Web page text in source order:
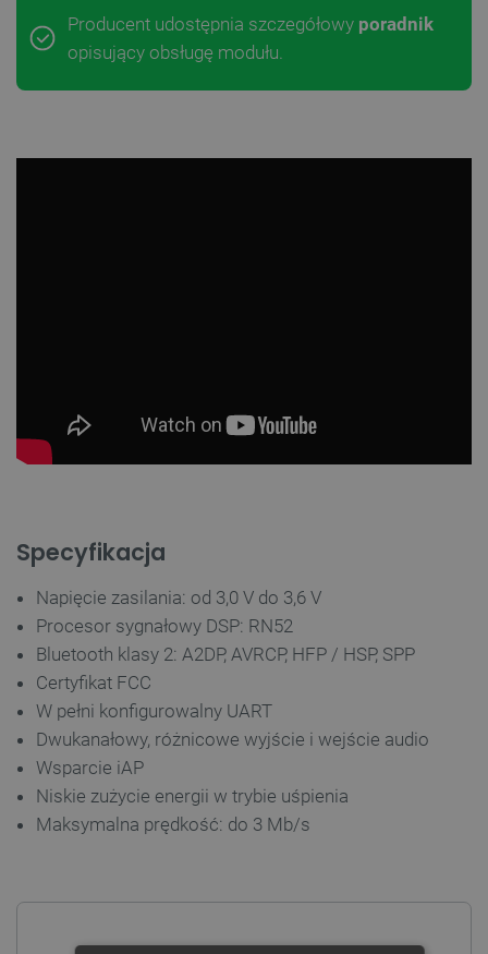
Producent udostępnia szczegółowy poradnik
opisujący obsługę modułu.
Specyfikacja
Napięcie zasilania: od 3,0 V do 3,6 V
Procesor sygnałowy DSP: RN52
Bluetooth klasy 2: A2DP, AVRCP, HFP / HSP, SPP
Certyfikat FCC
W pełni konfigurowalny UART
Dwukanałowy, różnicowe wyjście i wejście audio
Wsparcie iAP
Niskie zużycie energii w trybie uśpienia
Maksymalna prędkość: do 3 Mb/s